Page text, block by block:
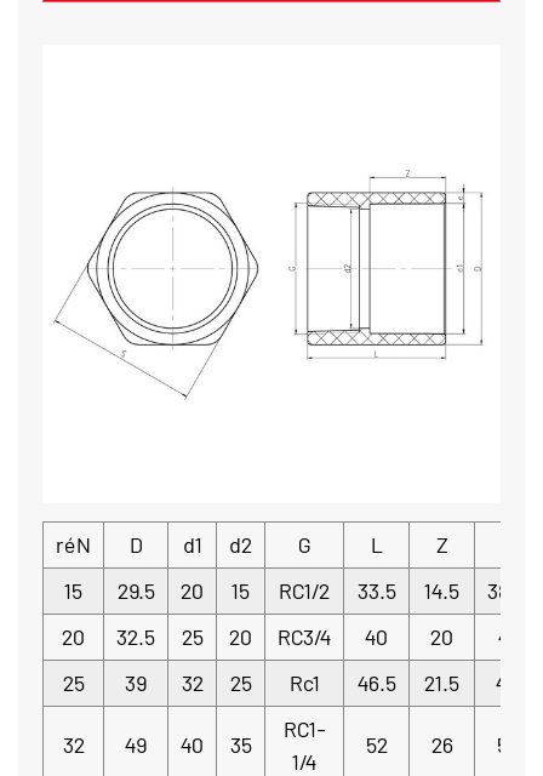
réN D d1 d2 G L Z
15
29.5 20 15 RC1/2 33.5 14.5
38.5
20
32.5 25 20 RC3/4 40 20
41
25
39 32 25 Rc1 46.5 21.5 48
32 49 40 35
RC1-
1/4
52 26 57